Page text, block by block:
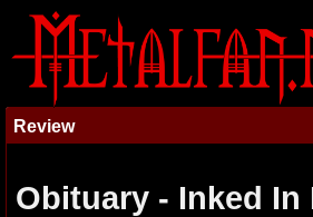
Review
Obituary - Inked In